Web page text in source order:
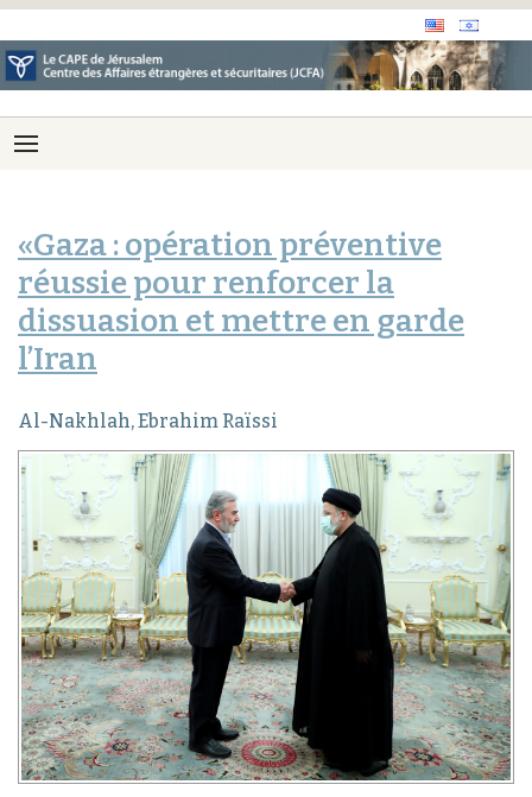
«Gaza : opération préventive
réussie pour renforcer la
dissuasion et mettre en garde
l’Iran
Al-Nakhlah, Ebrahim Raïssi